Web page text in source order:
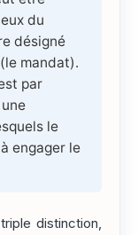
du
désigné
mandat).
par
le
engager le
distinction,